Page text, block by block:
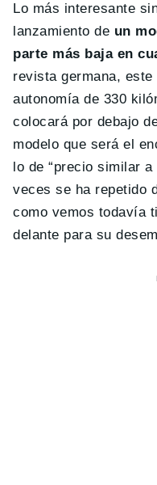
Lo más interesante
lanzamiento de un
parte más baja en
revista germana, este
autonomía de 330
colocará por debajo
modelo que será el
lo de “precio similar
veces se ha repetido
como vemos todavía
delante para su